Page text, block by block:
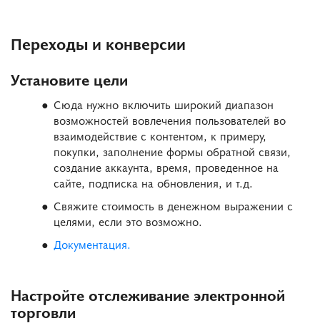
Переходы и конверсии
Установите цели
Сюда нужно включить широкий диапазон
возможностей вовлечения пользователей во
взаимодействие с контентом, к примеру,
покупки, заполнение формы обратной связи,
создание аккаунта, время, проведенное на
сайте, подписка на обновления, и т.д.
Свяжите стоимость в денежном выражении с
целями, если это возможно.
Документация.
Настройте отслеживание электронной
торговли